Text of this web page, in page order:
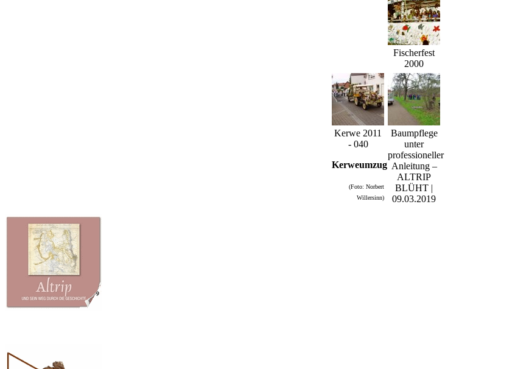
Fischerfest
2000
Kerwe 2011
- 040
Kerweumzug
(Foto: Norbert
Willersinn)
Baumpflege
unter
professioneller
Anleitung –
ALTRIP
BLÜHT |
09.03.2019